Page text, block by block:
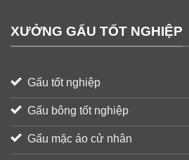
XƯỞNG GẤU TỐT NGHIỆP
Gấu tốt nghiệp
Gấu bông tốt nghiệp
Gấu mặc áo cử nhân